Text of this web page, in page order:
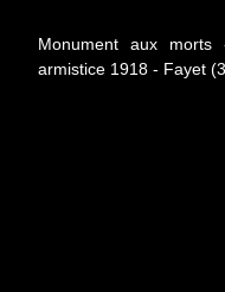
Monument aux morts
armistice 1918 - Fayet